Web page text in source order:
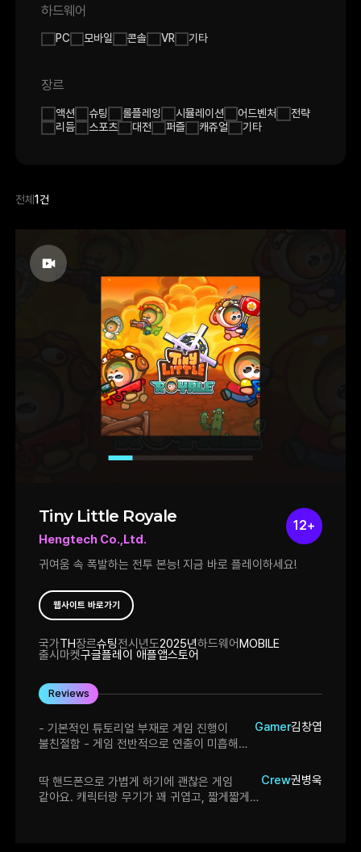
하드웨어
PC 모바일 콘솔 VR 기타
장르
액션 슈팅 롤플레잉 시뮬레이션 어드벤처
전략
리듬
스포츠 대전 퍼즐 캐쥬얼 기타
전체 1건
12+
Tiny Little Royale
Hengtech Co.,Ltd.
귀여움 속 폭발하는 전투 본능! 지금 바로 플레이하세요!
웹사이트 바로가기
국가TH장르슈팅전시년도2025년하드웨어MOBILE
출시마켓구글플레이 애플앱스토어
Reviews
- 기본적인 튜토리얼 부재로 게임 진행이
불친절함 - 게임 전반적으로 연출이 미흡해
예상되어 불쾌감을 주며, 흥미를 느낄 만한
요소가 부족함 - 밸런싱이 맞지 않아 스펙
차이로 쉽게 죽고, 가챠 연출은 스킵 불가해
Gamer김창엽
딱 핸드폰으로 가볍게 하기에 괜찮은 게임
같아요. 캐릭터랑 무기가 꽤 귀엽고, 짧게짧게
Crew권병욱